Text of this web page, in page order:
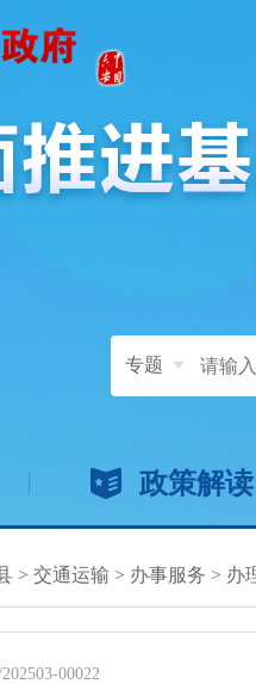
专题
政策解读
> 交通运输 > 办事服务 > 办
00022